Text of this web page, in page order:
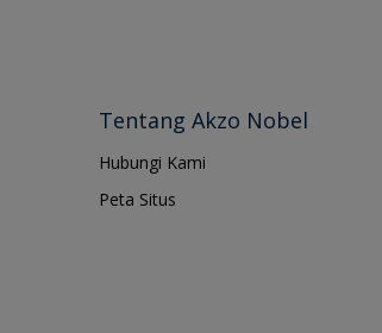
Tentang Akzo Nobel
Hubungi Kami
Peta Situs